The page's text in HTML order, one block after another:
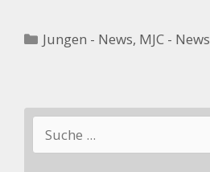
Kategorien
Jungen - News, MJC - News